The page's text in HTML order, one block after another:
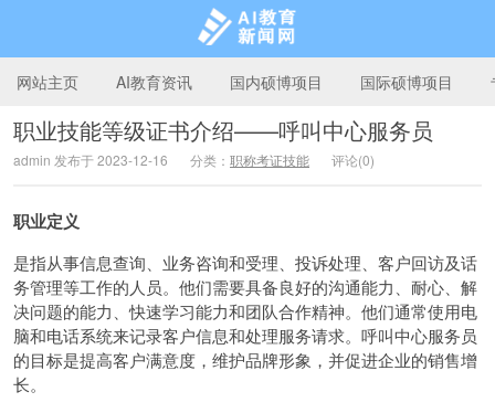
AI教育新闻网
网站主页 AI教育资讯 国内硕博项目 国际硕博项目
职业技能等级证书介绍——呼叫中心服务员
admin 发布于 2023-12-16 分类： 职称考证技能 评论(0)
职业定义
是指从事信息查询、业务咨询和受理、投诉处理、客户回访及话
务管理等工作的人员。他们需要具备良好的沟通能力、耐心、解
决问题的能力、快速学习能力和团队合作精神。他们通常使用电
脑和电话系统来记录客户信息和处理服务请求。呼叫中心服务员
的目标是提高客户满意度，维护品牌形象，并促进企业的销售增
长。